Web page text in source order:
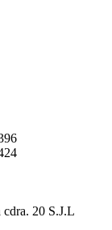
20 S.J.L